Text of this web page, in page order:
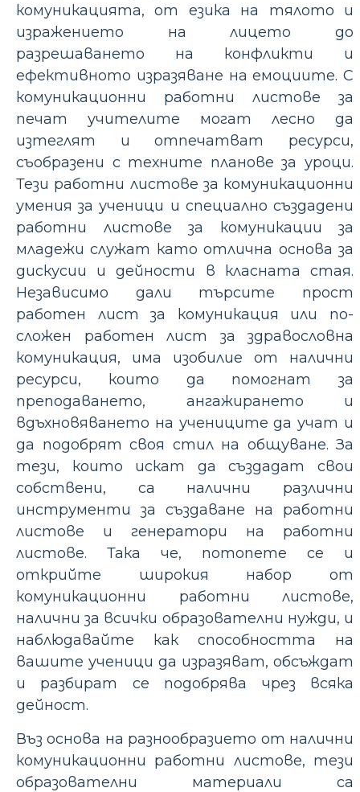
комуникацията, от езика на тялото и
изражението на лицето до
разрешаването на конфликти и
ефективното изразяване на емоциите. С
комуникационни работни листове за
печат учителите могат лесно да
изтеглят и отпечатват ресурси,
съобразени с техните планове за уроци.
Тези работни листове за комуникационни
умения за ученици и специално създадени
работни листове за комуникации за
младежи служат като отлична основа за
дискусии и дейности в класната стая.
Независимо дали търсите прост
работен лист за комуникация или по-
сложен работен лист за здравословна
комуникация, има изобилие от налични
ресурси, които да помогнат за
преподаването, ангажирането и
вдъхновяването на учениците да учат и
да подобрят своя стил на общуване. За
тези, които искат да създадат свои
собствени, са налични различни
инструменти за създаване на работни
листове и генератори на работни
листове. Така че, потопете се и
открийте широкия набор от
комуникационни работни листове,
налични за всички образователни нужди, и
наблюдавайте как способността на
вашите ученици да изразяват, обсъждат
и разбират се подобрява чрез всяка
дейност.
Въз основа на разнообразието от налични
комуникационни работни листове, тези
образователни материали са